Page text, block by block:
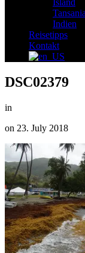
Island
Tansania
Indien
Reisetipps
Kontakt
DSC02379
in
on 23. July 2018